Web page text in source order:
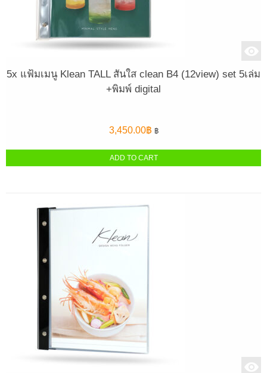
5x แฟ้มเมนู Klean TALL สันใส clean B4 (12view) set 5เล่ม
+พิมพ์ digital
3,450.00฿ ฿
ADD TO CART